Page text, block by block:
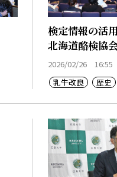
検定情報の活
北海道酪検協
2026/02/26 16:55
乳牛改良
歴史